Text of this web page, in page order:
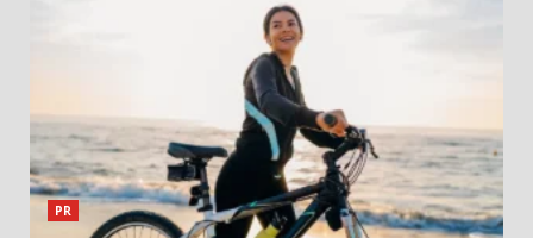
PR